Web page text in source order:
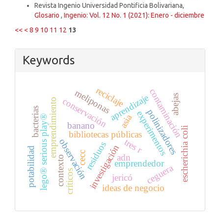
Revista Ingenio Universidad Pontificia Bolivariana,
Glosario , Ingenio: Vol. 12 No. 1 (2021): Enero - diciembre
<< <8 9 10 11 12 13
Keywords
investigación
experimentos
bibliotecas públicas
aprendizaje
observación
emprendimiento
emprendedor
ideas de negocio
lego® serious play®
conservación contaminación
residuos tres r
abejas
meliponas
polinizadores
bacterias
adn escherichia coli
potabilidad contexto jericó
reciclaje
cecc
ceguera
críticos
asia
banano